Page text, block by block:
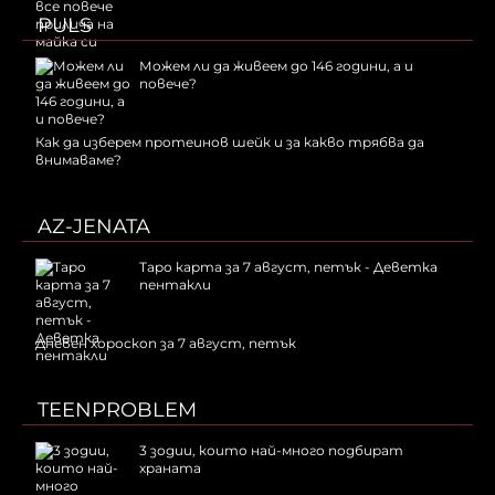
PULS
Можем ли да живеем до 146 години, а и
повече?
Как да изберем протеинов шейк и за какво трябва да
внимаваме?
AZ-JENATA
Таро карта за 7 август, петък - Деветка
пентакли
Дневен хороскоп за 7 август, петък
TEENPROBLEM
3 зодии, които най-много подбират
храната